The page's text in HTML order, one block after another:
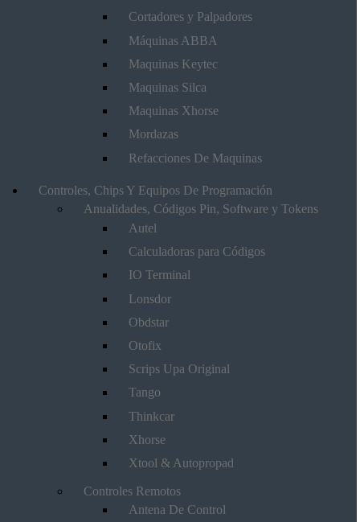
Cortadores y Palpadores
Máquinas ABBA
Maquinas Keytec
Maquinas Silca
Maquinas Xhorse
Mordazas
Refacciones De Maquinas
Controles, Chips Y Equipos De Programación
Anualidades, Códigos Pin, Software y Tokens
Autel
Calculadoras para Códigos
IO Terminal
Lonsdor
Obdstar
Otofix
Scrips Upa Original
Tango
Thinkcar
Xhorse
Xtool & Autopropad
Controles Remotos
Antena De Control